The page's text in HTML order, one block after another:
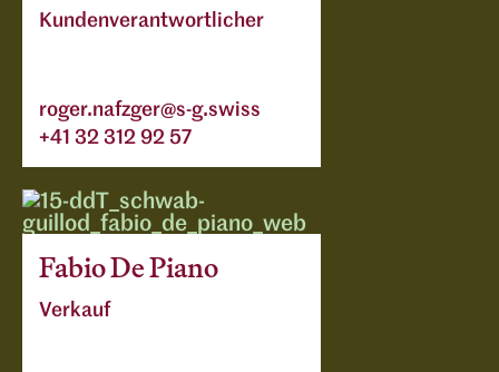
Kundenverantwortlicher
roger.nafzger@s-g.swiss
+41 32 312 92 57
Fabio De Piano
Verkauf